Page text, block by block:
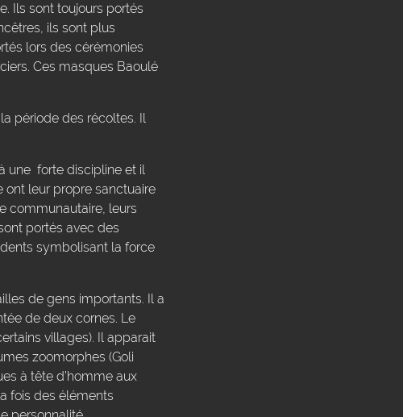
Ils sont toujours portés
ils sont plus
lors des cérémonies
Ces masques Baoulé
période des récoltes. Il
une forte discipline et il
leur propre sanctuaire
communautaire, leurs
portés avec des
symbolisant la force
de gens importants. Il a
de deux cornes. Le
villages). Il apparait
zoomorphes (Goli
à tête d’homme aux
fois des éléments